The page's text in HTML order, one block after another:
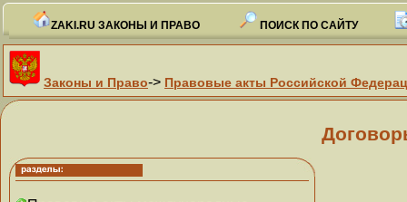
ZAKI.RU ЗАКОНЫ И ПРАВО ПОИСК ПО САЙТУ
Законы и Право-> Правовые акты Российской